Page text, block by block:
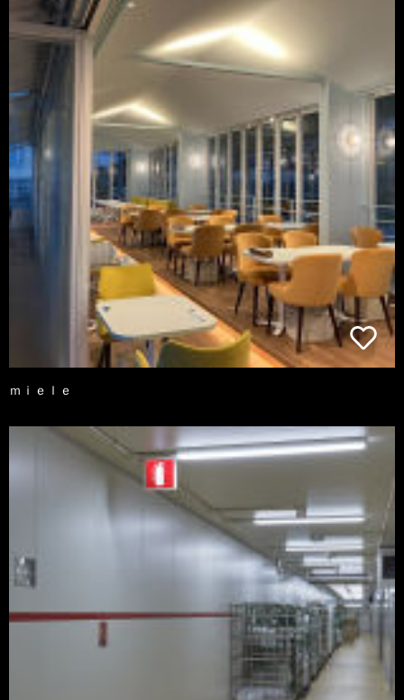
ｍｉｅｌｅ